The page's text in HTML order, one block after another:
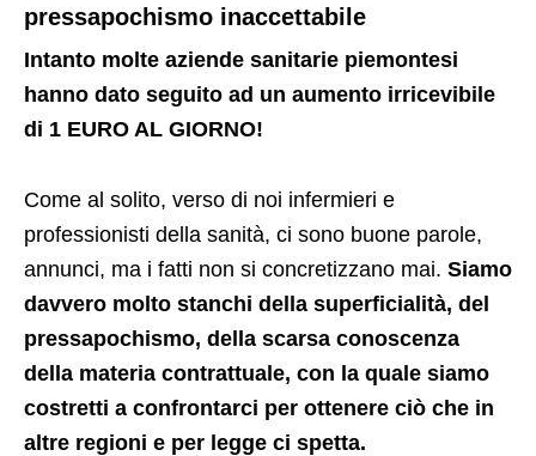
pressapochismo inaccettabile
Intanto molte aziende sanitarie piemontesi
hanno dato seguito ad un aumento irricevibile
di 1 EURO AL GIORNO!
Come al solito, verso di noi infermieri e
professionisti della sanità, ci sono buone parole,
annunci, ma i fatti non si concretizzano mai. Siamo
davvero molto stanchi della superficialità, del
pressapochismo, della scarsa conoscenza
della materia contrattuale, con la quale siamo
costretti a confrontarci per ottenere ciò che in
altre regioni e per legge ci spetta.